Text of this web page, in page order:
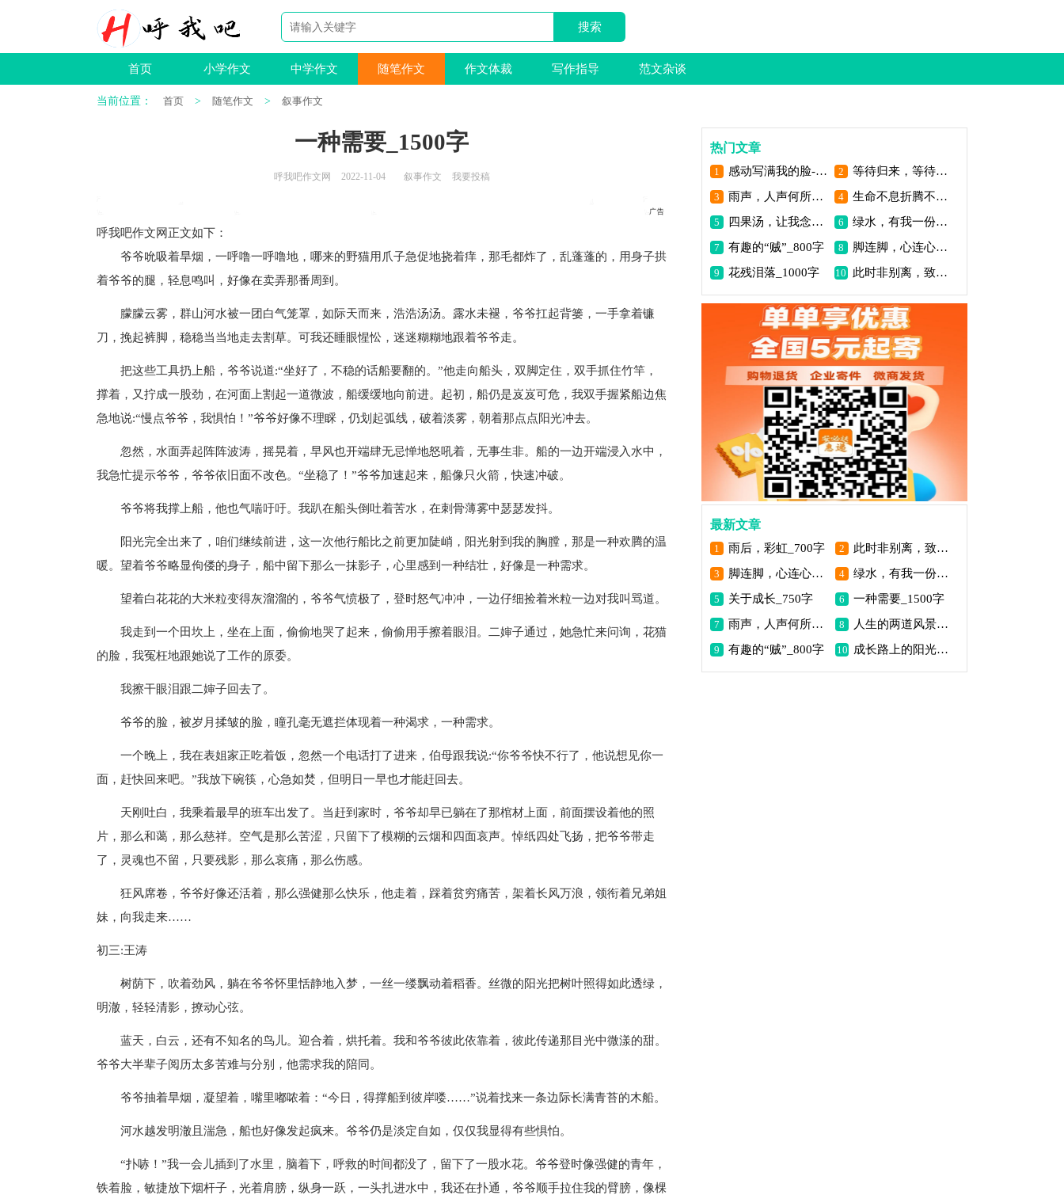
首页 小学作文 中学作文 随笔作文 作文体裁 写作指导 范文杂谈
当前位置： 首页 > 随笔作文 > 叙事作文
一种需要_1500字
呼我吧作文网 2022-11-04 叙事作文 我要投稿
呼我吧作文网 正文如下 ：
爷爷吮吸着旱烟，一呼噜一呼噜地，哪来的野猫用爪子急促地挠着痒，那毛都炸了，乱蓬蓬的，用身子拱
着爷爷的腿，轻息鸣叫，好像在卖弄那番周到。
朦朦云雾，群山河水被一团白气笼罩，如际天而来，浩浩汤汤。露水未褪，爷爷扛起背篓，一手拿着镰
刀，挽起裤脚，稳稳当当地走去割草。可我还睡眼惺忪，迷迷糊糊地跟着爷爷走。
把这些工具扔上船，爷爷说道:“坐好了，不稳的话船要翻的。”他走向船头，双脚定住，双手抓住竹竿，
撑着，又拧成一股劲，在河面上割起一道微波，船缓缓地向前进。起初，船仍是岌岌可危，我双手握紧船边焦
急地说:“慢点爷爷，我惧怕！”爷爷好像不理睬，仍划起弧线，破着淡雾，朝着那点点阳光冲去。
忽然，水面弄起阵阵波涛，摇晃着，早风也开端肆无忌惮地怒吼着，无事生非。船的一边开端浸入水中，
我急忙提示爷爷，爷爷依旧面不改色。“坐稳了！”爷爷加速起来，船像只火箭，快速冲破。
爷爷将我撑上船，他也气喘吁吁。我趴在船头倒吐着苦水，在刺骨薄雾中瑟瑟发抖。
阳光完全出来了，咱们继续前进，这一次他行船比之前更加陡峭，阳光射到我的胸膛，那是一种欢腾的温
暖。望着爷爷略显佝偻的身子，船中留下那么一抹影子，心里感到一种结壮，好像是一种需求。
望着白花花的大米粒变得灰溜溜的，爷爷气愤极了，登时怒气冲冲，一边仔细捡着米粒一边对我叫骂道。
我走到一个田坎上，坐在上面，偷偷地哭了起来，偷偷用手擦着眼泪。二婶子通过，她急忙来问询，花猫
的脸，我冤枉地跟她说了工作的原委。
我擦干眼泪跟二婶子回去了。
爷爷的脸，被岁月揉皱的脸，瞳孔毫无遮拦体现着一种渴求，一种需求。
一个晚上，我在表姐家正吃着饭，忽然一个电话打了进来，伯母跟我说:“你爷爷快不行了，他说想见你一
面，赶快回来吧。”我放下碗筷，心急如焚，但明日一早也才能赶回去。
天刚吐白，我乘着最早的班车出发了。当赶到家时，爷爷却早已躺在了那棺材上面，前面摆设着他的照
片，那么和蔼，那么慈祥。空气是那么苦涩，只留下了模糊的云烟和四面哀声。悼纸四处飞扬，把爷爷带走
了，灵魂也不留，只要残影，那么哀痛，那么伤感。
狂风席卷，爷爷好像还活着，那么强健那么快乐，他走着，踩着贫穷痛苦，架着长风万浪，领衔着兄弟姐
妹，向我走来……
初三:王涛
树荫下，吹着劲风，躺在爷爷怀里恬静地入梦，一丝一缕飘动着稻香。丝微的阳光把树叶照得如此透绿，
明澈，轻轻清影，撩动心弦。
蓝天，白云，还有不知名的鸟儿。迎合着，烘托着。我和爷爷彼此依靠着，彼此传递那目光中微漾的甜。
爷爷大半辈子阅历太多苦难与分别，他需求我的陪同。
爷爷抽着旱烟，凝望着，嘴里嘟哝着：“今日，得撑船到彼岸喽……”说着找来一条边际长满青苔的木船。
河水越发明澈且湍急，船也好像发起疯来。爷爷仍是淡定自如，仅仅我显得有些惧怕。
“扑哧！”我一会儿插到了水里，脑着下，呼救的时间都没了，留下了一股水花。爷爷登时像强健的青年，
铁着脸，敏捷放下烟杆子，光着肩膀，纵身一跃，一头扎进水中，我还在扑通，爷爷顺手拉住我的臂膀，像棵
热门文章
1 感动写满我的脸-写事作文500字 2 等待归来，等待你_1200字
3 雨声，人声何所思_800字 4 生命不息折腾不止-写事作文400字
5 四果汤，让我念念不忘_900字 6 绿水，有我一份情_900字
7 有趣的“贼”_800字 8 脚连脚，心连心_800字
9 花残泪落_1000字 10 此时非别离，致自己_700字
最新文章
1 雨后，彩虹_700字 2 此时非别离，致自己_700字
3 脚连脚，心连心_800字 4 绿水，有我一份情_900字
5 关于成长_750字 6 一种需要_1500字
7 雨声，人声何所思_800字 8 人生的两道风景_1500字
9 有趣的“贼”_800字 10 成长路上的阳光_800字